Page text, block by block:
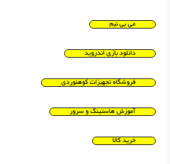
می بی نیم
دانلود بازی اندروید
فروشگاه تجهیزات کوهنوردی
آموزش هاستینگ و سرور
خرید کالا